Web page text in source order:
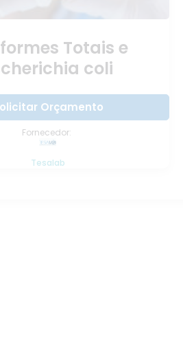
Totais e
coli
Orçamento
Fornecedor:
Tesalab